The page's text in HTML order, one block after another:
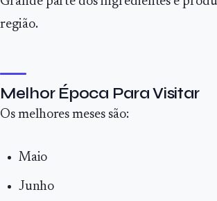
região.
Melhor Época Para Visitar
Os melhores meses são:
Maio
Junho